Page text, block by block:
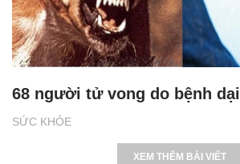
SỨC KHỎE
68 người tử vong do bệnh dại
XEM THÊM BÀI VIẾT